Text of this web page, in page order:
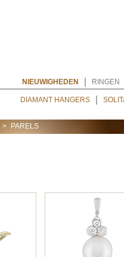
NIEUWIGHEDEN RINGEN
DIAMANT HANGERS
PARELS